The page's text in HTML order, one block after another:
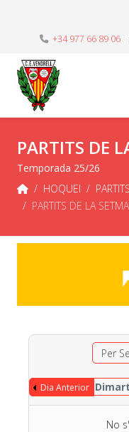
+34 977 66 89 06
PARTITS DE
Temporada 25/26
HOQUEI
PARTITS DE LA
Per
Dia Anterior
No